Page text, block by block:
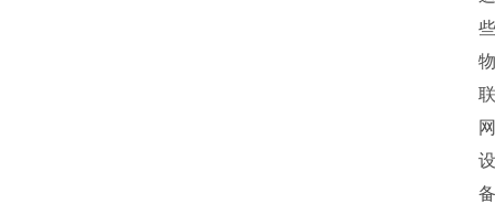
些
物
联
网
设
备